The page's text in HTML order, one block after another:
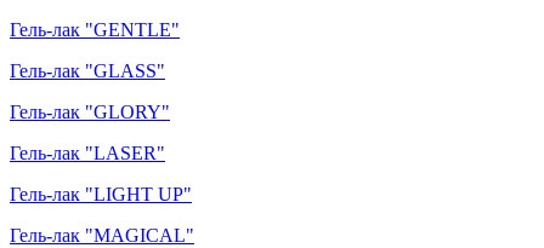
Гель-лак "GENTLE"
Гель-лак "GLASS"
Гель-лак "GLORY"
Гель-лак "LASER"
Гель-лак "LIGHT UP"
Гель-лак "MAGICAL"